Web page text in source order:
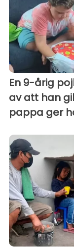
En 9-årig
av att han
pappa ger